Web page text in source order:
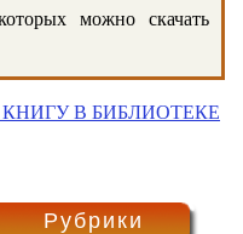
можно скачать
В БИБЛИОТЕКЕ
Рубрики